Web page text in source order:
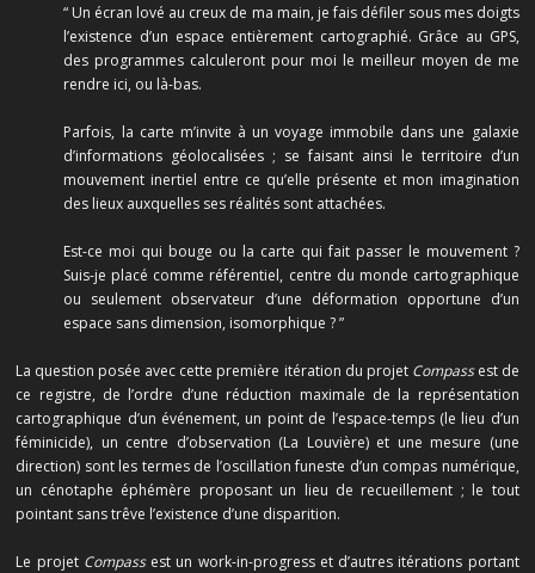
“ Un écran lové au creux de ma main, je fais défiler sous mes doigts
l’existence d’un espace entièrement cartographié. Grâce au GPS,
des programmes calculeront pour moi le meilleur moyen de me
rendre ici, ou là-bas.
Parfois, la carte m’invite à un voyage immobile dans une galaxie
d’informations géolocalisées ; se faisant ainsi le territoire d’un
mouvement inertiel entre ce qu’elle présente et mon imagination
des lieux auxquelles ses réalités sont attachées.
Est-ce moi qui bouge ou la carte qui fait passer le mouvement ?
Suis-je placé comme référentiel, centre du monde cartographique
ou seulement observateur d’une déformation opportune d’un
espace sans dimension, isomorphique ? ”
La question posée avec cette première itération du projet Compassest de
ce registre, de l’ordre d’une réduction maximale de la représentation
cartographique d’un événement, un point de l’espace-temps (le lieu d’un
féminicide), un centre d’observation (La Louvière) et une mesure (une
direction) sont les termes de l’oscillation funeste d’un compas numérique,
un cénotaphe éphémère proposant un lieu de recueillement ; le tout
pointant sans trêve l’existence d’une disparition.
Le projet Compassest un work-in-progress et d’autres itérations portant